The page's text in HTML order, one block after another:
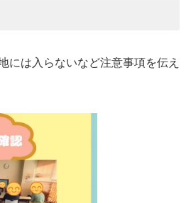
には入らないなど注意事項を伝え